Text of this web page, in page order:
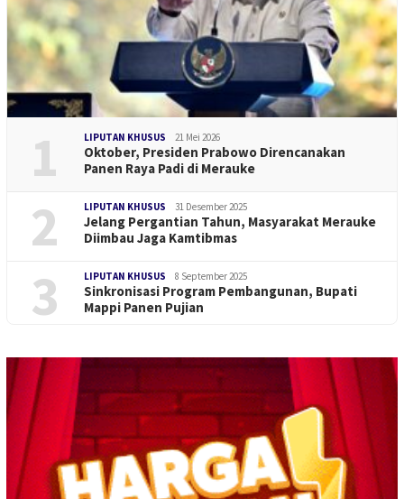
1 LIPUTAN KHUSUS 21 Mei 2026
Oktober, Presiden Prabowo Direncanakan
Panen Raya Padi di Merauke
2 LIPUTAN KHUSUS 31 Desember 2025
Jelang Pergantian Tahun, Masyarakat Merauke
Diimbau Jaga Kamtibmas
3 LIPUTAN KHUSUS 8 September 2025
Sinkronisasi Program Pembangunan, Bupati
Mappi Panen Pujian